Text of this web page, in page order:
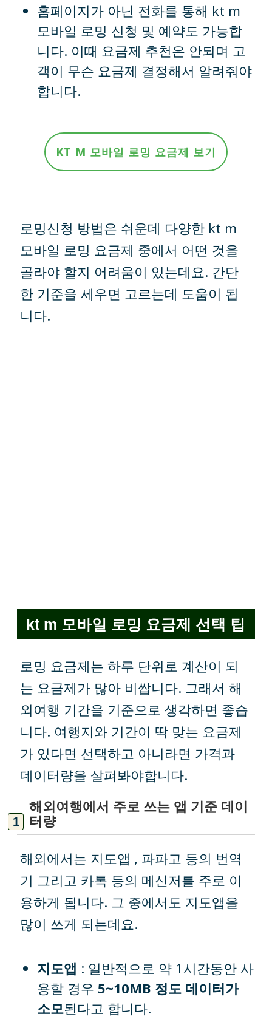
홈페이지가 아닌 전화를 통해 kt m
모바일 로밍 신청 및 예약도 가능합
니다. 이때 요금제 추천은 안되며 고
객이 무슨 요금제 결정해서 알려줘야
합니다.
KT M 모바일 로밍 요금제 보기
로밍신청 방법은 쉬운데 다양한 kt m
모바일 로밍 요금제 중에서 어떤 것을
골라야 할지 어려움이 있는데요. 간단
한 기준을 세우면 고르는데 도움이 됩
니다.
kt m 모바일 로밍 요금제 선택 팁
로밍 요금제는 하루 단위로 계산이 되
는 요금제가 많아 비쌉니다. 그래서 해
외여행 기간을 기준으로 생각하면 좋습
니다. 여행지와 기간이 딱 맞는 요금제
가 있다면 선택하고 아니라면 가격과
데이터량을 살펴봐야합니다.
해외여행에서 주로 쓰는 앱 기준 데이
터량
해외에서는 지도앱 , 파파고 등의 번역
기 그리고 카톡 등의 메신저를 주로 이
용하게 됩니다. 그 중에서도 지도앱을
많이 쓰게 되는데요.
지도앱 : 일반적으로 약 1시간동안 사
용할 경우 5~10MB 정도 데이터가
소모된다고 합니다.